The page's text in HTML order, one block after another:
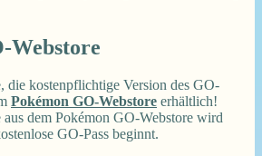
Webstore
die kostenpflichtige Version des GO-
Pokémon GO-Webstore erhältlich!
dem Pokémon GO-Webstore wird
GO-Pass beginnt.